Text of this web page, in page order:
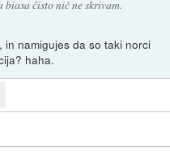
čisto nič ne skrivam.
namigujes da so taki norci
haha.